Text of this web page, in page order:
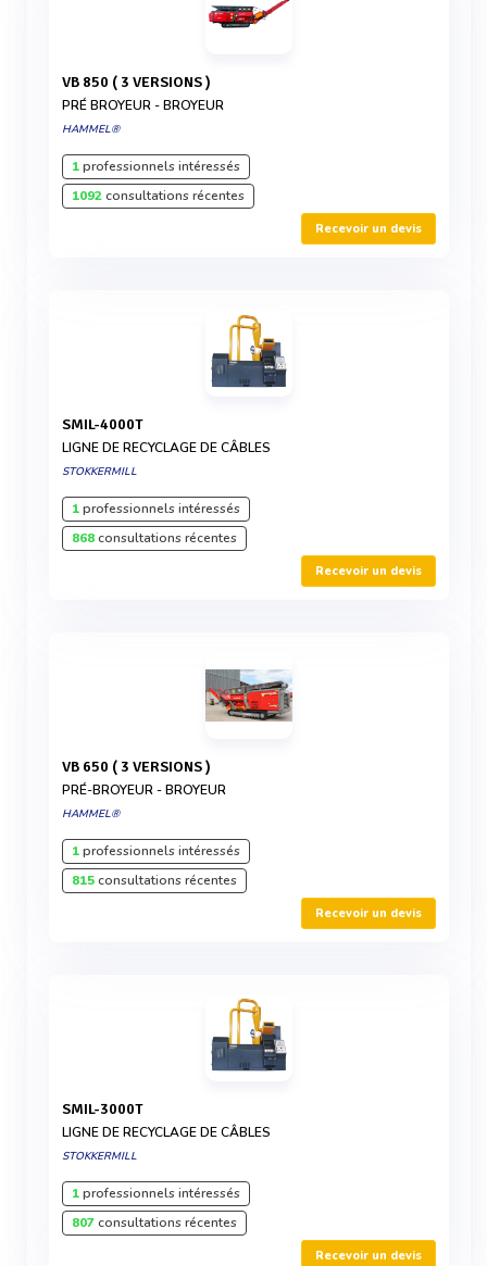
VB 850 ( 3 VERSIONS )
PRÉ BROYEUR - BROYEUR
HAMMEL®
1professionnels intéressés
1092consultations récentes
Recevoir un devis
SMIL-4000T
LIGNE DE RECYCLAGE DE CÂBLES
STOKKERMILL
1professionnels intéressés
868consultations récentes
Recevoir un devis
VB 650 ( 3 VERSIONS )
PRÉ-BROYEUR - BROYEUR
HAMMEL®
1professionnels intéressés
815consultations récentes
Recevoir un devis
SMIL-3000T
LIGNE DE RECYCLAGE DE CÂBLES
STOKKERMILL
1professionnels intéressés
807consultations récentes
Recevoir un devis